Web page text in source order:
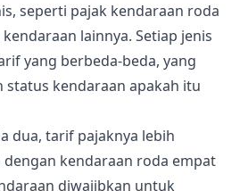
seperti pajak kendaraan roda
lainnya. Setiap jenis
yang berbeda-beda, yang
kendaraan apakah itu
dua, tarif pajaknya lebih
kendaraan roda empat
diwajibkan untuk